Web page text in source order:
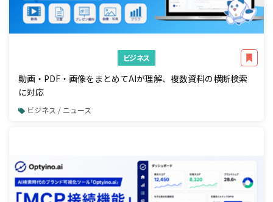
ビジネス
動画・PDF・画像をまとめてAIが理解、複数資料の横断検索
に対応
ビジネス / ニュース